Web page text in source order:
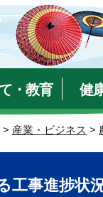
・教育 健
> 産業・ビジネス >
工事進捗状